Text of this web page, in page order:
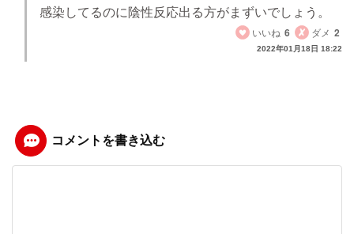
感染してるのに陰性反応出る方がまずいでしょう。
いいね 6 ダメ 2
2022年01月18日 18:22
コメントを書き込む